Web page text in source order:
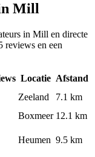
Mill
in Mill en directe
reviews en een
Locatie Afstand
Zeeland
7.1 km
Boxmeer 12.1 km
Heumen 9.5 km